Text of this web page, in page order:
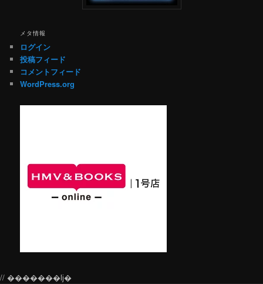
メタ情報
ログイン
投稿フィード
コメントフィード
WordPress.org
// �������ǉ�